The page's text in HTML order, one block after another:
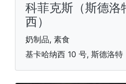
科菲克斯（斯德洛
西）
奶制品, 素食
基卡哈纳西 10 号, 斯德洛特